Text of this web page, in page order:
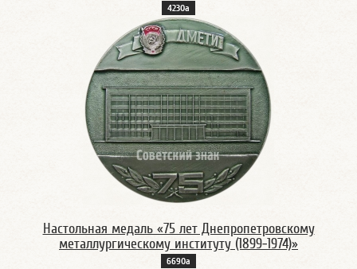
4230а
Настольная медаль «75 лет Днепропетровскому
металлургическому институту (1899-1974)»
6690а